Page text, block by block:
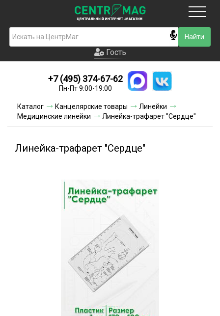
Гость
Новинки
Условия доставки
Контакты
Гость
+7 (495) 374-67-62
Пн-Пт 9:00-19:00
Каталог Канцелярские товары
Линейки
Медицинские линейки
Линейка-трафарет "Сердце"
Линейка-трафарет "Сердце"